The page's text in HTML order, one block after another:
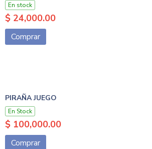
En stock
$ 24,000.00
Comprar
PIRAÑA JUEGO
En Stock
$ 100,000.00
Comprar